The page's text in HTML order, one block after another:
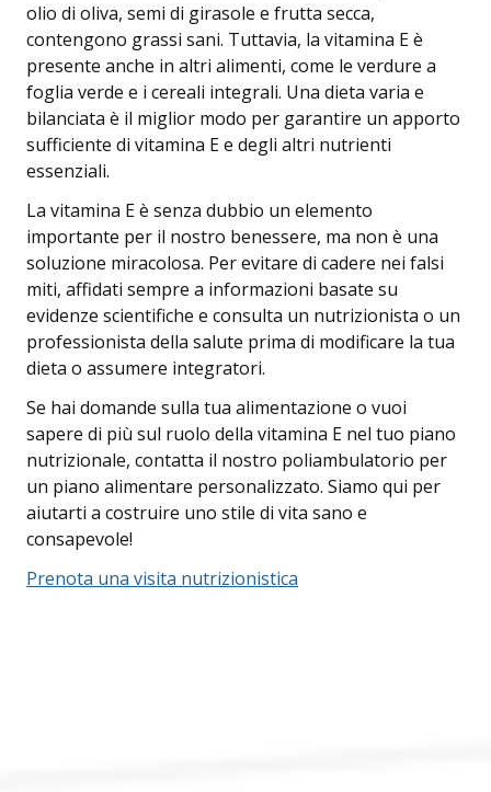
olio di oliva, semi di girasole e frutta secca,
contengono grassi sani. Tuttavia, la vitamina E è
presente anche in altri alimenti, come le verdure a
foglia verde e i cereali integrali. Una dieta varia e
bilanciata è il miglior modo per garantire un apporto
sufficiente di vitamina E e degli altri nutrienti
essenziali.
La vitamina E è senza dubbio un elemento
importante per il nostro benessere, ma non è una
soluzione miracolosa. Per evitare di cadere nei falsi
miti, affidati sempre a informazioni basate su
evidenze scientifiche e consulta un nutrizionista o un
professionista della salute prima di modificare la tua
dieta o assumere integratori.
Se hai domande sulla tua alimentazione o vuoi
sapere di più sul ruolo della vitamina E nel tuo piano
nutrizionale, contatta il nostro poliambulatorio per
un piano alimentare personalizzato. Siamo qui per
aiutarti a costruire uno stile di vita sano e
consapevole!
Prenota una visita nutrizionistica